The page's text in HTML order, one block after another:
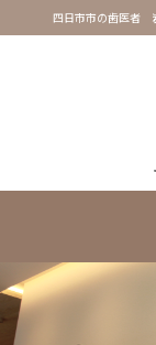
四日市市の歯医者 岩